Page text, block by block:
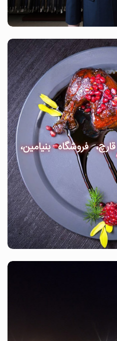
فروشگاه بنیامین،